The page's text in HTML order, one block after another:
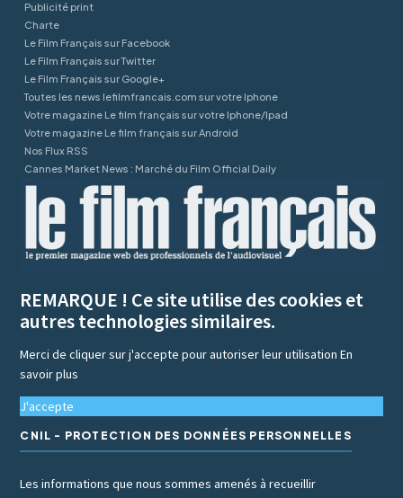
Publicité print
Charte
Le Film Français sur Facebook
Le Film Français sur Twitter
Le Film Français sur Google+
Toutes les news lefilmfrancais.com sur votre Iphone
Votre magazine Le film français sur votre Iphone/Ipad
Votre magazine Le film français sur Android
Nos Flux RSS
Cannes Market News : Marché du Film Official Daily
REMARQUE ! Ce site utilise des cookies et
autres technologies similaires.
Merci de cliquer sur j'accepte pour autoriser leur utilisationEn
savoir plus
J'accepte
CNIL - PROTECTION DES DONNÉES PERSONNELLES
Les informations que nous sommes amenés à recueillir